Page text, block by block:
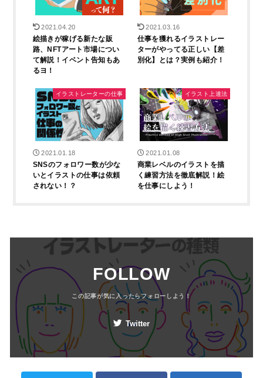
2021.04.20
絵描きが稼げる新たな販
路、NFTアート市場につい
て解説！イベント告知もあ
るヨ！
2021.03.16
仕事を獲れるイラストレー
ターがやってる正しい【差
別化】とは？実例も紹介！
イラストレーターの仕事
2021.01.18
SNSのフォロワー数が少な
いとイラストの仕事は依頼
されない！？
イラスト上達法
2021.01.08
商業レベルのイラストを描
く練習方法を徹底解説！絵
を仕事にしよう！
FOLLOW
Twitter